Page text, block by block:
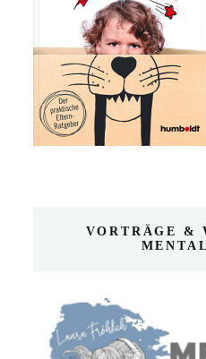
VORTRÄGE &